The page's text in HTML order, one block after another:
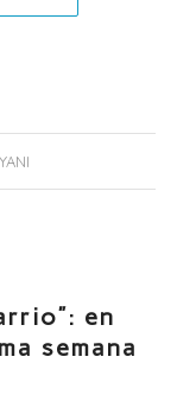
YANI
en
semana